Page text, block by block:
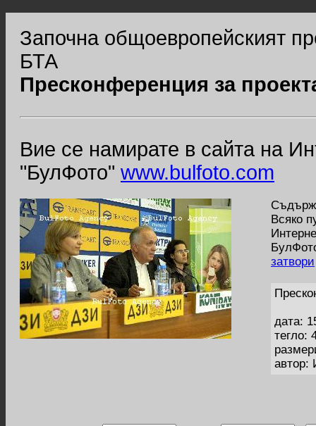
Започна общоевропейският
БТА
Пресконференция за
Вие се намирате в сайта на
"БулФото" www.bulfoto.com
Всяко
затвори
дата:
тегло:
автор: